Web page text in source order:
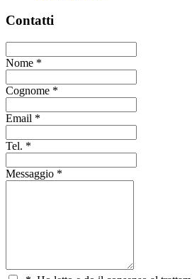
Contatti
Nome *
Cognome *
Email *
Tel. *
Messaggio *